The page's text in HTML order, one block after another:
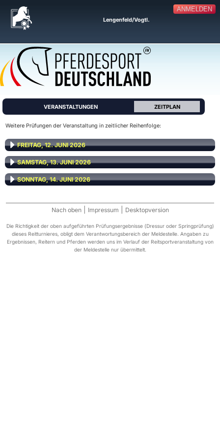
ANMELDEN
Lengenfeld/Vogtl.
VERANSTALTUNGEN ZEITPLAN
Weitere Prüfungen der Veranstaltung in zeitlicher Reihenfolge:
FREITAG, 12. JUNI 2026
SAMSTAG, 13. JUNI 2026
SONNTAG, 14. JUNI 2026
Nach oben Impressum Desktopversion
Die Richtigkeit der oben aufgeführten Prüfungsergebnisse (Dressur oder Springprüfung)
dieses Reitturnieres, obligt dem Verantwortungsbereich der Meldestelle. Angaben zu
Ergebnissen, Reitern und Pferden werden uns im Verlauf der Reitsportveranstaltung von
der Meldestelle nur übermittelt.